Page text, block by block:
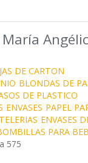
DE CARTON
BLONDAS DE
DE PLASTICO
ENVASES PAPEL
ENVASES
PARA
575